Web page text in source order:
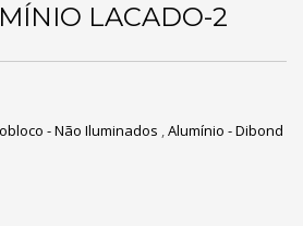
LACADO-2
- Não Iluminados ,Alumínio - Dibond